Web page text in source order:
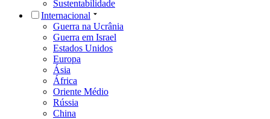
Sustentabilidade
Internacional
Guerra na Ucrânia
Guerra em Israel
Estados Unidos
Europa
Ásia
África
Oriente Médio
Rússia
China